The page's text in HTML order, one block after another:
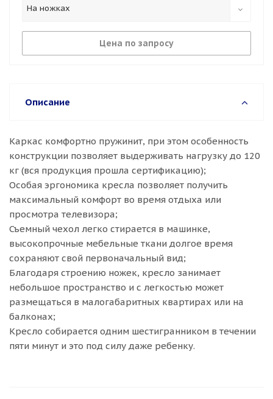
На ножках
Цена по запросу
Описание
Каркас комфортно пружинит, при этом особенность
конструкции позволяет выдерживать нагрузку до 120
кг (вся продукция прошла сертификацию);
Особая эргономика кресла позволяет получить
максимальный комфорт во время отдыха или
просмотра телевизора;
Съемный чехол легко стирается в машинке,
высокопрочные мебельные ткани долгое время
сохраняют свой первоначальный вид;
Благодаря строению ножек, кресло занимает
небольшое пространство и с легкостью может
размещаться в малогабаритных квартирах или на
балконах;
Кресло собирается одним шестигранником в течении
пяти минут и это под силу даже ребенку.